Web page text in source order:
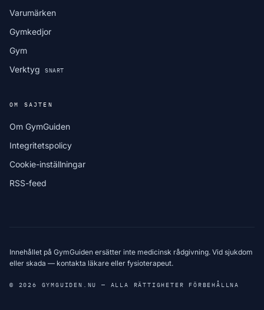
Varumärken
Gymkedjor
Gym
Verktyg
SNART
OM SAJTEN
Om GymGuiden
Integritetspolicy
Cookie-inställningar
RSS-feed
Innehållet på GymGuiden ersätter inte medicinsk rådgivning. Vid sjukdom
eller skada — kontakta läkare eller fysioterapeut.
© 2026 GYMGUIDEN.NU — ALLA RÄTTIGHETER FÖRBEHÅLLNA